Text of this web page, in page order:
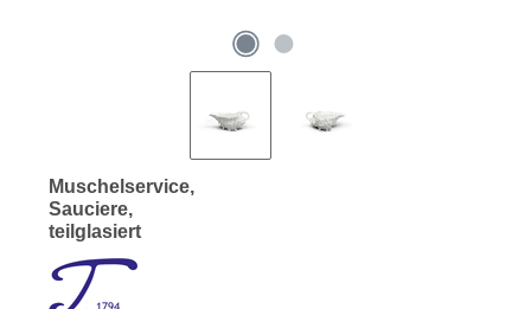
Muschelservice,
Sauciere,
teilglasiert